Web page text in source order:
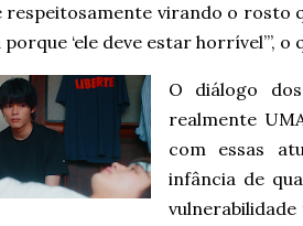
respeitosamente virando o rosto
‘ele deve estar horrível’”, o
O diálogo
realmente
com essas
infância de